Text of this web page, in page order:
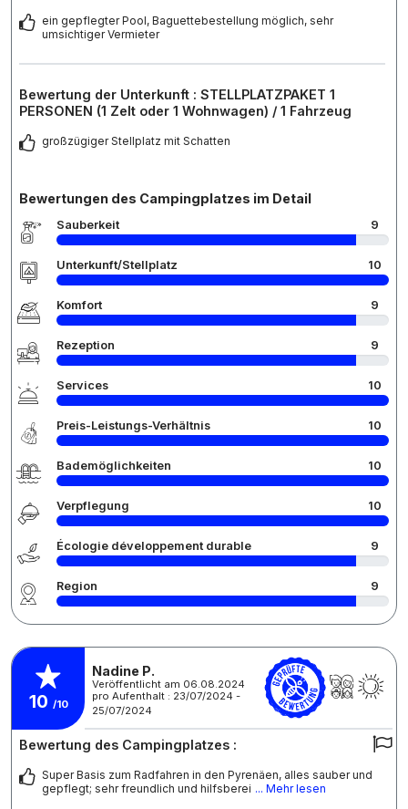
ein gepflegter Pool, Baguettebestellung möglich, sehr
umsichtiger Vermieter
Bewertung der Unterkunft : STELLPLATZPAKET 1
PERSONEN (1 Zelt oder 1 Wohnwagen) / 1 Fahrzeug
großzügiger Stellplatz mit Schatten
Bewertungen des Campingplatzes im Detail
Sauberkeit 9
Unterkunft/Stellplatz 10
Komfort 9
Rezeption 9
Services 10
Preis-Leistungs-Verhältnis 10
Bademöglichkeiten 10
Verpflegung 10
Écologie développement durable 9
Region 9
10 /10
Nadine P.
Veröffentlicht am 06.08.2024
pro Aufenthalt : 23/07/2024 -
25/07/2024
Bewertung des Campingplatzes :
Super Basis zum Radfahren in den Pyrenäen, alles sauber und
gepflegt; sehr freundlich und hilfsberei ... Mehr lesen